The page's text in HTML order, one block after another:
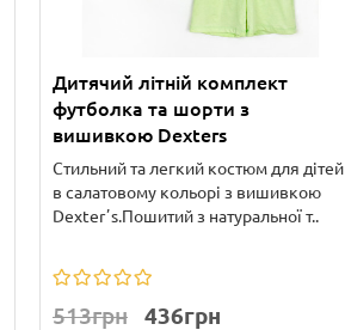
Дитячий літній комплект
футболка та шорти з
вишивкою Dexters
Стильний та легкий костюм для дітей
в салатовому кольорі з вишивкою
Dexterʼs.Пошитий з натуральної т..
513грн 436грн